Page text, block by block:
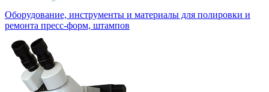
Оборудование, инструменты и материалы для полировки и
ремонта пресс-форм, штампов